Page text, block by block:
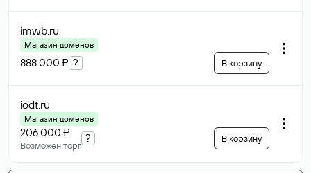
imwb.ru
Магазин доменов
888 000 ₽ ? В корзину
iodt.ru
Магазин доменов
206 000 ₽
Возможен торг
? В корзину